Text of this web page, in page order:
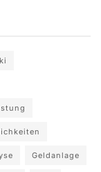
Geldanlage